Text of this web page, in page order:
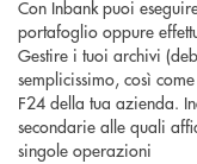
Con Inbank puoi
portafoglio oppure
Gestire i tuoi archivi
semplicissimo, così
F24 della tua azienda.
secondarie alle quali
singole operazioni